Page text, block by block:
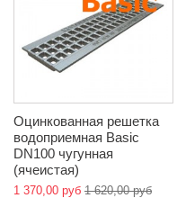
Оцинкованная решетка
водоприемная Basic
DN100 чугунная
(ячеистая)
1 370,00 руб 1 620,00 руб